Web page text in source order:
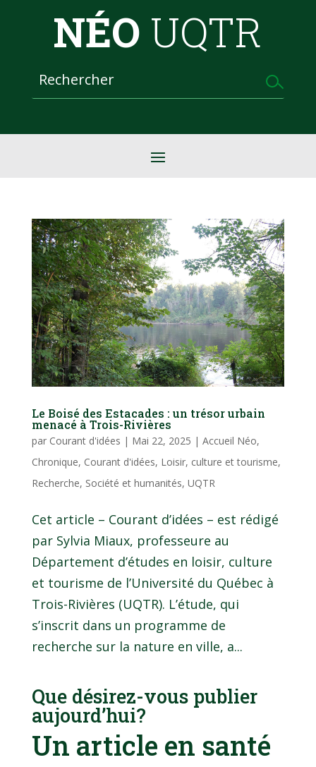
NÉO UQTR
Le Boisé des Estacades : un trésor urbain
menacé à Trois-Rivières
par Courant d'idées | Mai 22, 2025 | Accueil Néo,
Chronique, Courant d'idées, Loisir, culture et tourisme,
Recherche, Société et humanités, UQTR
Cet article – Courant d’idées – est rédigé
par Sylvia Miaux, professeure au
Département d’études en loisir, culture
et tourisme de l’Université du Québec à
Trois-Rivières (UQTR). L’étude, qui
s’inscrit dans un programme de
recherche sur la nature en ville, a...
Que désirez-vous publier
aujourd’hui?
Un article en santé